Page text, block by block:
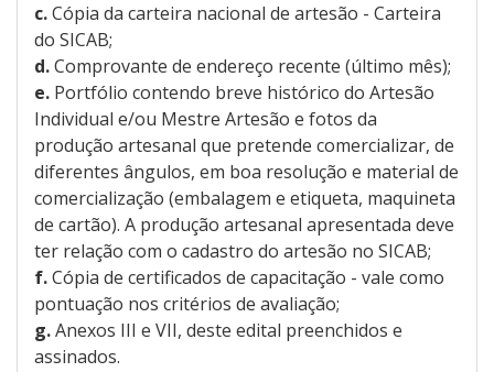
c.Cópia da carteira nacional de artesão - Carteira
do SICAB;
d.Comprovante de endereço recente (último mês);
e. Portfólio contendo breve histórico do Artesão
Individual e/ou Mestre Artesão e fotos da
produção artesanal que pretende comercializar, de
diferentes ângulos, em boa resolução e material de
comercialização (embalagem e etiqueta, maquineta
de cartão). A produção artesanal apresentada deve
ter relação com o cadastro do artesão no SICAB;
f.Cópia de certificados de capacitação - vale como
pontuação nos critérios de avaliação;
g.Anexos III e VII, deste edital preenchidos e
assinados.